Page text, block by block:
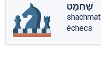
שַׁחְמָט
shachmat
échecs